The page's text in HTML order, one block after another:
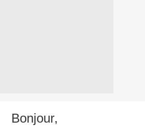
Bonjour,